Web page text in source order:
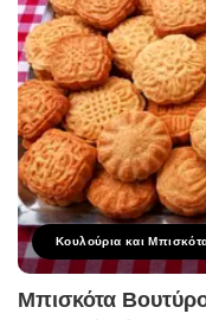
Κουλούρια και
Μπισκότα